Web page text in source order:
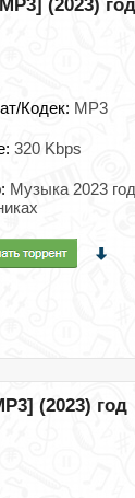
(2023) год
Кодек: MP3
320 Kbps
Музыка 2023
(2023) год